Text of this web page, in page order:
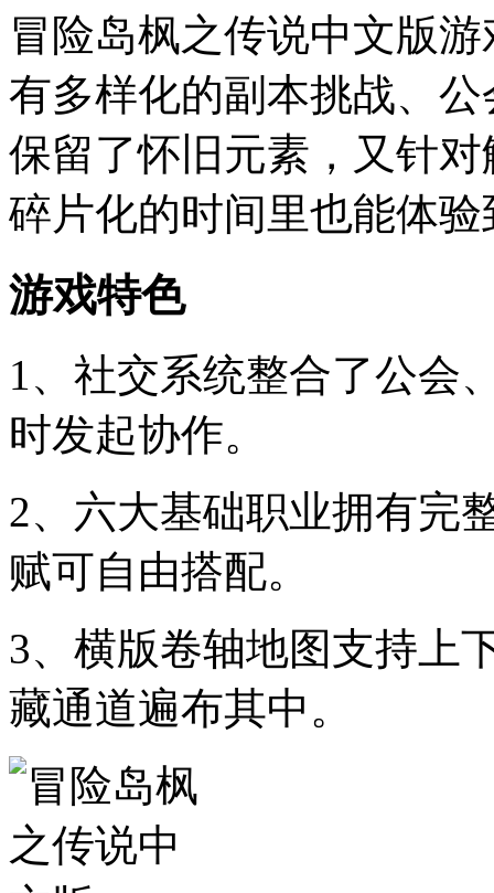
冒险岛枫之传说中文版
有多样化的副本挑战、
保留了怀旧元素，又针
碎片化的时间里也能体
游戏特色
1、社交系统整合了公会
时发起协作。
2、六大基础职业拥有完
赋可自由搭配。
3、横版卷轴地图支持上
藏通道遍布其中。